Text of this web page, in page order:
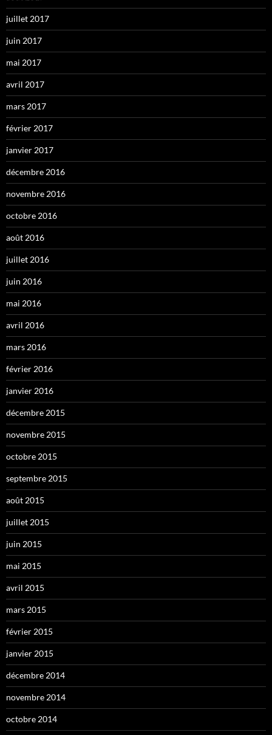
juillet 2017
juin 2017
mai 2017
avril 2017
mars 2017
février 2017
janvier 2017
décembre 2016
novembre 2016
octobre 2016
août 2016
juillet 2016
juin 2016
mai 2016
avril 2016
mars 2016
février 2016
janvier 2016
décembre 2015
novembre 2015
octobre 2015
septembre 2015
août 2015
juillet 2015
juin 2015
mai 2015
avril 2015
mars 2015
février 2015
janvier 2015
décembre 2014
novembre 2014
octobre 2014